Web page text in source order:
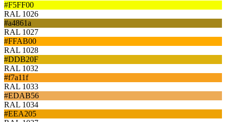
#F5FF00
RAL 1026
#a4861a
RAL 1027
#FFAB00
RAL 1028
#DDB20F
RAL 1032
#f7a11f
RAL 1033
#EDAB56
RAL 1034
#EEA205